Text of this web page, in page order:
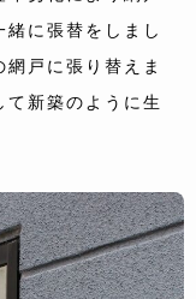
に張替をしまし
戸に張り替えま
て新築のように生